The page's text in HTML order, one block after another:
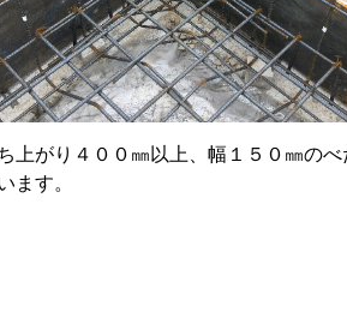
上がり４００㎜以上、幅１５０㎜の
ます。